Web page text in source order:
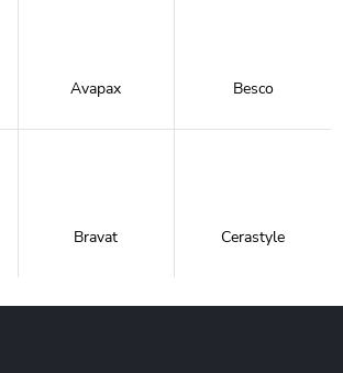
Avapax Besco
Bravat Cerastyle